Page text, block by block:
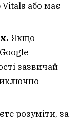
Vitals або має
Якщо
зазвичай
розуміти, за